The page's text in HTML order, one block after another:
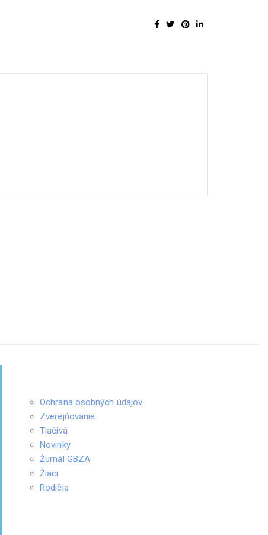
Ochrana osobných údajov
Zverejňovanie
Tlačivá
Novinky
Žurnál GBZA
Žiaci
Rodičia